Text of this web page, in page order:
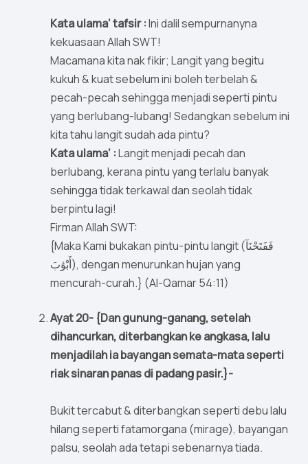
Kata ulama’ tafsir :Ini dalil sempurnanyna
kekuasaan Allah SWT!
Macamana kita nak fikir; Langit yang begitu
kukuh & kuat sebelum ini boleh terbelah &
pecah-pecah sehingga menjadi seperti pintu
yang berlubang-lubang! Sedangkan sebelum ini
kita tahu langit sudah ada pintu?
Kata ulama’ :Langit menjadi pecah dan
berlubang, kerana pintu yang terlalu banyak
sehingga tidak terkawal dan seolah tidak
berpintu lagi!
Firman Allah SWT:
{Maka Kami bukakan pintu-pintu langit (فَفَتَحْنَآ
أَبْوَٰبَ), dengan menurunkan hujan yang
mencurah-curah.} (Al-Qamar 54:11)
Ayat 20- {Dan gunung-ganang, setelah
dihancurkan, diterbangkan ke angkasa, lalu
menjadilah ia bayangan semata-mata seperti
riak sinaran panas di padang pasir.}-
Bukit tercabut & diterbangkan seperti debu lalu
hilang seperti fatamorgana (mirage), bayangan
palsu, seolah ada tetapi sebenarnya tiada.